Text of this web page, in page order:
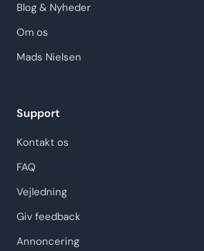
Blog & Nyheder
Om os
Mads Nielsen
Support
Kontakt os
FAQ
Vejledning
Giv feedback
Annoncering